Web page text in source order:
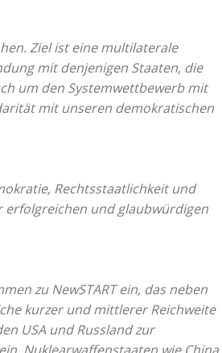
Ziel ist eine multilaterale
mit denjenigen Staaten, die
um den Systemwettbewerb mit
mit unseren demokratischen
Rechtsstaatlichkeit und
und glaubwürdigen
zu NewSTART ein, das neben
kurzer und mittlerer Reichweite
USA und Russland zur